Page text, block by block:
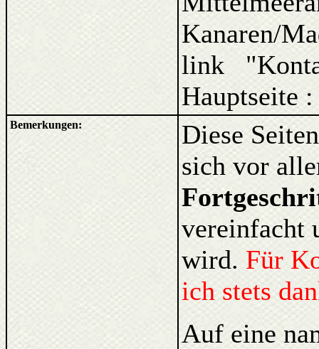
Kanaren/
link
Hauptseite
Bemerkungen:
Diese
sich vor
vereinfacht
wird. Für
ich stets
Auf eine